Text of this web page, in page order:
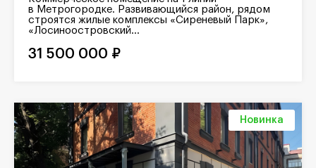
в Метрогородке. Развивающийся район, рядом
строятся жилые комплексы «Сиреневый Парк»,
«Лосиноостровский...
31 500 000 ₽
Новинка